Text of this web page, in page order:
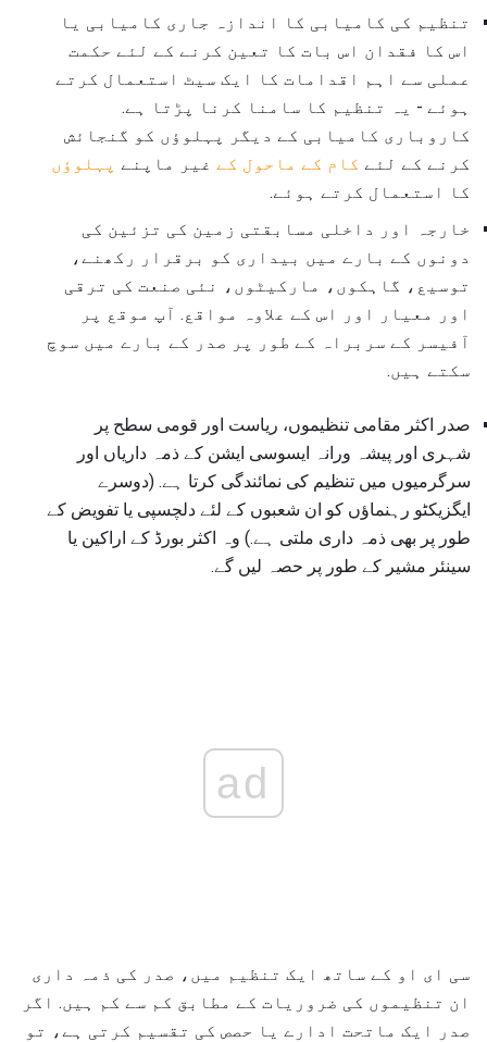
تنظیم کی کامیابی کا اندازہ جاری کامیابی یا
اس کا فقدان اس بات کا تعین کرنے کے لئے حکمت
عملی سے اہم اقدامات کا ایک سیٹ استعمال کرتے
ہوئے - یہ تنظیم کا سامنا کرنا پڑتا ہے.
کاروباری کامیابی کے دیگر پہلوؤں کو گنجائش
کرنے کے لئے کام کے ماحول کے غیر ماپنے پہلوؤں
کا استعمال کرتے ہوئے.
خارجہ اور داخلی مسابقتی زمین کی تزئین کی
دونوں کے بارے میں بیداری کو برقرار رکھنے،
توسیع، گاہکوں، مارکیٹوں، نئی صنعت کی ترقی
اور معیار اور اس کے علاوہ مواقع. آپ موقع پر
آفیسر کے سربراہ کے طور پر صدر کے بارے میں سوچ
سکتے ہیں.
صدر اکثر مقامی تنظیموں، ریاست اور قومی سطح پر
شہری اور پیشہ ورانہ ایسوسی ایشن کے ذمہ داریاں اور
سرگرمیوں میں تنظیم کی نمائندگی کرتا ہے. (دوسرے
ایگزیکٹو رہنماؤں کو ان شعبوں کے لئے دلچسپی یا تفویض کے
طور پر بھی ذمہ داری ملتی ہے.) وہ اکثر بورڈ کے اراکین یا
سینئر مشیر کے طور پر حصہ لیں گے.
ad
سی ای او کے ساتھ ایک تنظیم میں، صدر کی ذمہ داری
ان تنظیموں کی ضروریات کے مطابق کم سے کم ہیں. اگر
صدر ایک ماتحت ادارے یا حصص کی تقسیم کرتی ہے، تو